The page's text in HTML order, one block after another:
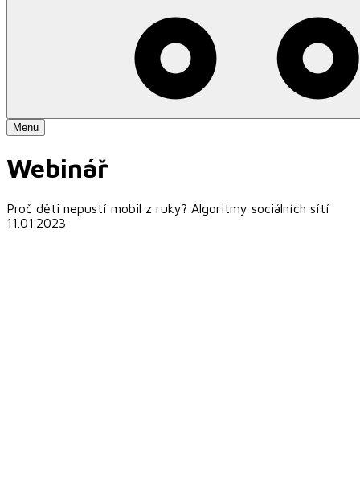
Menu
Webinář
Proč děti nepustí mobil z ruky? Algoritmy sociálních sítí
11.01.2023